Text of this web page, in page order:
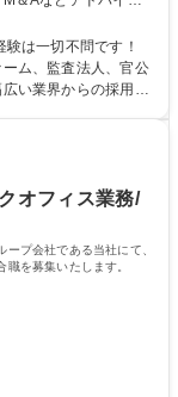
し、複数の専門性を
成していただきま
でご活躍いただきま
、別途その他労働条
は一切不問です！
ム、監査法人、官公
い業界からの採用実
ャル採用（第2新
たな時代を見据え
役割を担いたい、と
オフィス業務/
プ会社である当社にて、
を募集いたします。